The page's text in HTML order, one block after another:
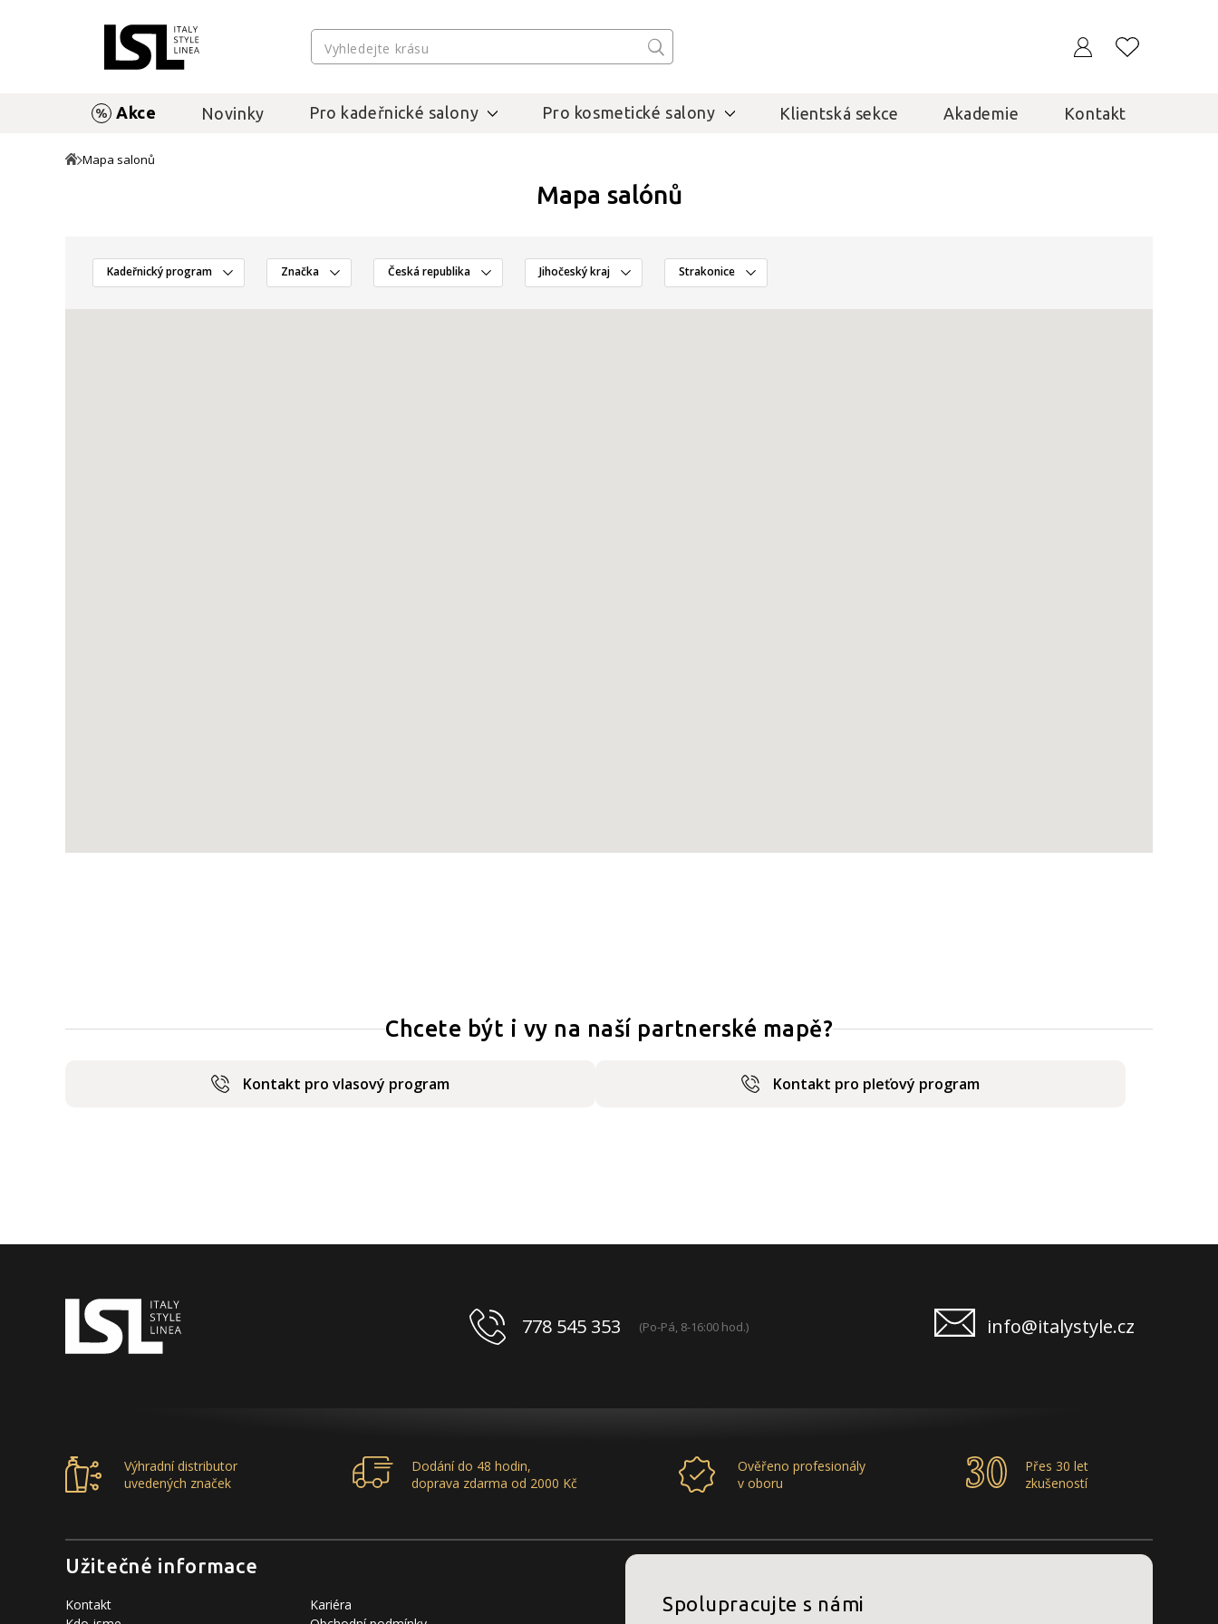
Akce Novinky Pro kadeřnické salony Pro kosmetické salony Klientská sekce Akademie Kontakt
Mapa salonů
Mapa salónů
Kadeřnický program Značka Česká republika Jihočeský kraj Strakonice
Chcete být i vy na naší partnerské mapě?
Kontakt pro vlasový program Kontakt pro pleťový program
778 545 353 (Po-Pá, 8-16:00 hod.) info@italystyle.cz
Výhradní distributor
uvedených značek
Dodání do 48 hodin,
doprava zdarma od 2000 Kč
Ověřeno profesionály
v oboru
Přes 30 let
zkušeností
Užitečné informace
Kontakt
Kariéra
Spolupracujte s námi